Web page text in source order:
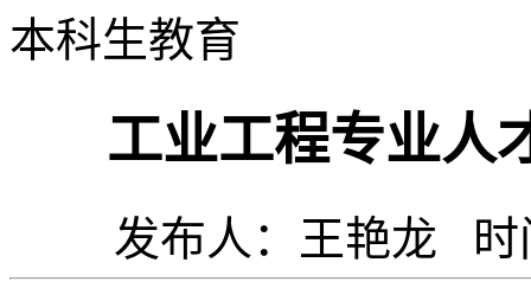
本科生教育
工业工程专业人
发布人：王艳龙